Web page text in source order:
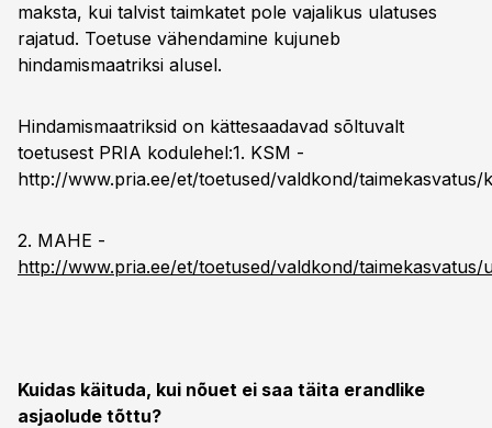
maksta, kui talvist taimkatet pole vajalikus ulatuses
rajatud. Toetuse vähendamine kujuneb
hindamismaatriksi alusel.
Hindamismaatriksid on kättesaadavad sõltuvalt
toetusest PRIA kodulehel:1. KSM -
http://www.pria.ee/et/toetused/valdkond/taimekasvatus/
2. MAHE -
http://www.pria.ee/et/toetused/valdkond/taimekasvatus/
Kuidas käituda, kui nõuet ei saa täita erandlike
asjaolude tõttu?